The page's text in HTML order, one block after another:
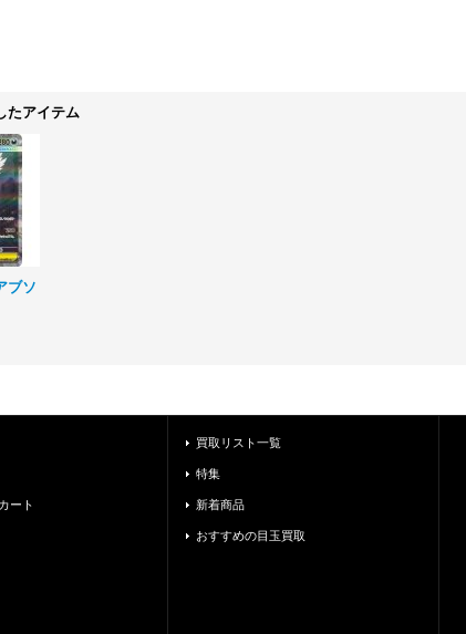
たアイテム
ブソ
ート
買取リスト一覧
特集
新着商品
おすすめの目玉買取